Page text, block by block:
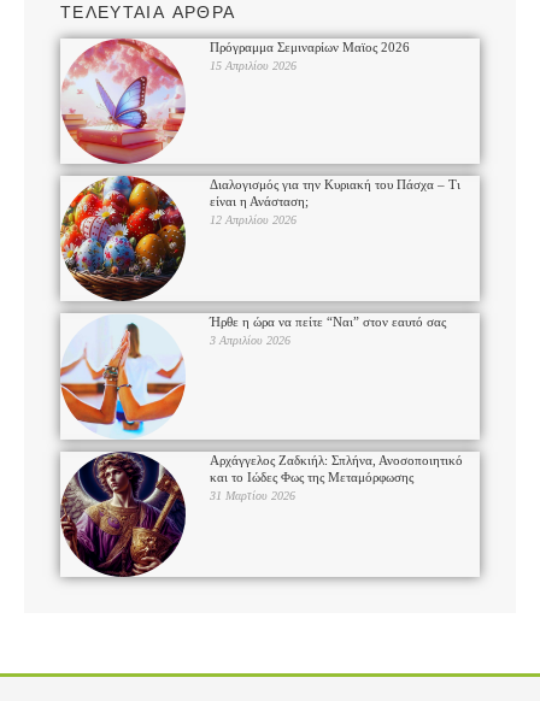
ΤΕΛΕΥΤΑΙΑ ΑΡΘΡΑ
Πρόγραμμα Σεμιναρίων Μαϊος 2026
15 Απριλίου 2026
Διαλογισμός για την Κυριακή του Πάσχα – Τι
είναι η Ανάσταση;
12 Απριλίου 2026
Ήρθε η ώρα να πείτε “Ναι” στον εαυτό σας
3 Απριλίου 2026
Αρχάγγελος Ζαδκιήλ: Σπλήνα, Ανοσοποιητικό
και το Ιώδες Φως της Μεταμόρφωσης
31 Μαρτίου 2026